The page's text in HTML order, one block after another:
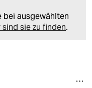
ausgewählten
sind sie zu finden.